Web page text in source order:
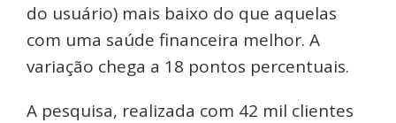
do usuário) mais baixo do que aquelas
com uma saúde financeira melhor. A
variação chega a 18 pontos percentuais.
A pesquisa, realizada com 42 mil clientes